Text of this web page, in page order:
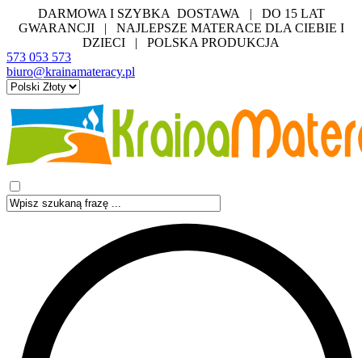
DARMOWA I SZYBKA DOSTAWA | DO 15 LAT
GWARANCJI | NAJLEPSZE MATERACE DLA CIEBIE I
DZIECI | POLSKA PRODUKCJA
573 053 573
biuro@krainamateracy.pl